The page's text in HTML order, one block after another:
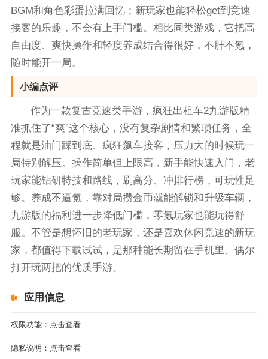
BGM和角色彩蛋拉满回忆；新玩家也能轻松get到竞速
接客的乐趣，不会有上手门槛。相比同类游戏，它把高
自由度、爽快操作和轻度养成结合得很好，不肝不氪，
随时能开一局。
小编点评
作为一款复古竞速类手游，疯狂出租车2九游版精
准抓住了“爽”这个核心，没有复杂剧情和繁琐任务，全
程就是油门踩到底、疯狂飙车接客，压力大的时候玩一
局特别解压。操作简单但上限高，新手能快速入门，老
玩家能钻研特技和路线，刷高分、冲排行榜，可玩性足
够。养成不逼氪，靠对局攒金币就能解锁和升级车辆，
九游版的福利进一步降低门槛，零氪玩家也能玩得舒
服。不管是想怀旧的老玩家，还是喜欢休闲竞速的新玩
家，都值得下载试试，是那种能长期留在手机里、偶尔
打开玩两把的优质手游。
应用信息
权限功能： 点击查看
隐私说明： 点击查看